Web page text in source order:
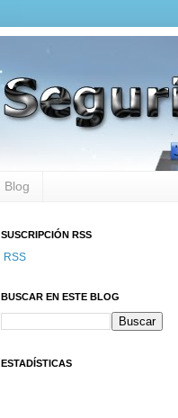
Blog
SUSCRIPCIÓN RSS
RSS
BUSCAR EN ESTE BLOG
ESTADÍSTICAS